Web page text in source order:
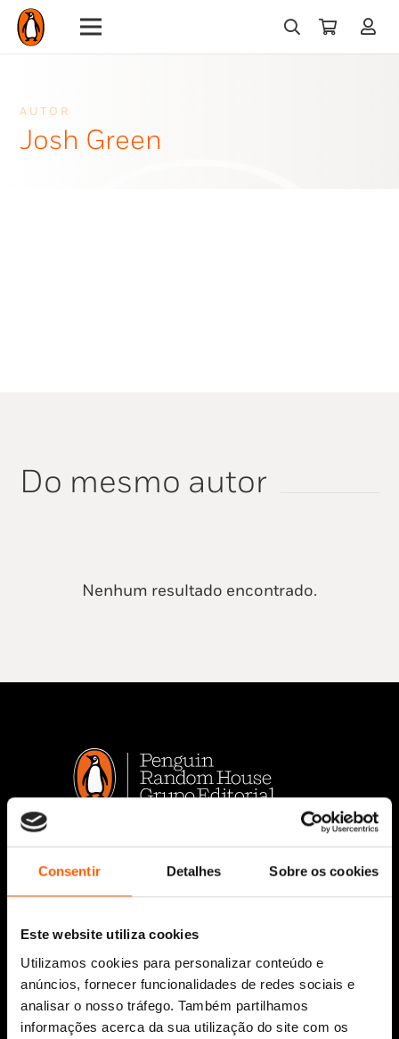
Consentir Detalhes Sobre os cookies
Este website utiliza cookies
Utilizamos cookies para personalizar conteúdo e
anúncios, fornecer funcionalidades de redes sociais e
analisar o nosso tráfego. Também partilhamos
informações acerca da sua utilização do site com os
AUTOR
Josh Green
Do mesmo autor
Nenhum resultado encontrado.
Siga-nos:
Política de Cookies
Política de segurança e privacidade
Ajuda, Termos e Condições